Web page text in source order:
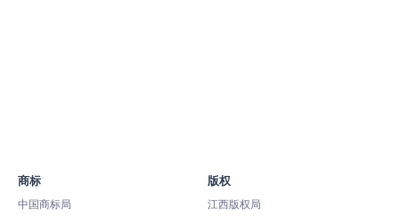
商标
中国商标局
版权
江西版权局